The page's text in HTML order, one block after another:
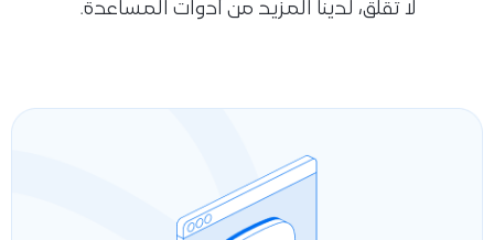
لا تقلق، لدينا المزيد من أدوات المساعدة.